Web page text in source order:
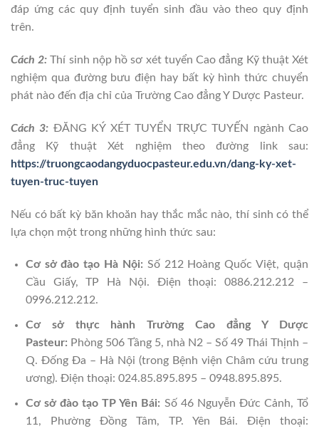
đáp ứng các quy định tuyển sinh đầu vào theo quy định
trên.
Cách 2: Thí sinh nộp hồ sơ xét tuyển Cao đẳng Kỹ thuật Xét
nghiệm qua đường bưu điện hay bất kỳ hình thức chuyển
phát nào đến địa chỉ của Trường Cao đẳng Y Dược Pasteur.
Cách 3: ĐĂNG KÝ XÉT TUYỂN TRỰC TUYẾN ngành Cao
đẳng Kỹ thuật Xét nghiệm theo đường link sau:
https://truongcaodangyduocpasteur.edu.vn/dang-ky-xet-
tuyen-truc-tuyen
Nếu có bất kỳ băn khoăn hay thắc mắc nào, thí sinh có thể
lựa chọn một trong những hình thức sau:
Cơ sở đào tạo Hà Nội: Số 212 Hoàng Quốc Việt, quận
Cầu Giấy, TP Hà Nội. Điện thoại: 0886.212.212 –
0996.212.212.
Cơ sở thực hành Trường Cao đẳng Y Dược
Pasteur: Phòng 506 Tầng 5, nhà N2 – Số 49 Thái Thịnh –
Q. Đống Đa – Hà Nội (trong Bệnh viện Châm cứu trung
ương). Điện thoại: 024.85.895.895 – 0948.895.895.
Cơ sở đào tạo TP Yên Bái: Số 46 Nguyễn Đức Cảnh, Tổ
11, Phường Đồng Tâm, TP. Yên Bái. Điện thoại: